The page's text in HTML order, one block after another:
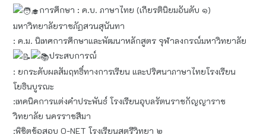
การศึกษา : ค.บ. ภาษาไทย (เกียรตินิยมอันดับ ๑)
มหาวิทยาลัยราชภัฏสวนสุนันทา
: ค.ม. นิเทศการศึกษาและพัฒนาหลักสูตร จุฬาลงกรณ์มหาวิทยาลัย
ประสบการณ์
: ยกระดับผลสัมฤทธิ์ทางการเรียน และปริศนาภาษาไทย​โรงเรียน
โยธินบูรณะ
:เทคนิคการแต่งคำประพันธ์ โรงเรียนอุบลรัตนราชกัญญาราช
วิทยาลัย นครราชสีมา
:พิชิตข้อสอบ O-NET โรงเรียนสตรีวิทยา ๒